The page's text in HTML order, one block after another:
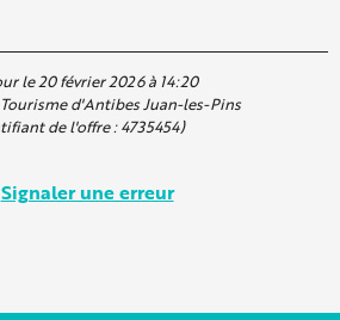
le 20 février 2026 à 14:20
d'Antibes Juan-les-Pins
de l'offre :4735454)
Signaler une erreur